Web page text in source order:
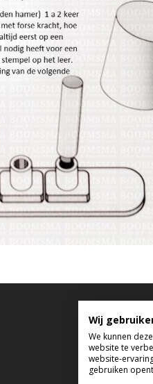
di t/m do
vr
Wij
We kunnen
website te
website-
gebruiken